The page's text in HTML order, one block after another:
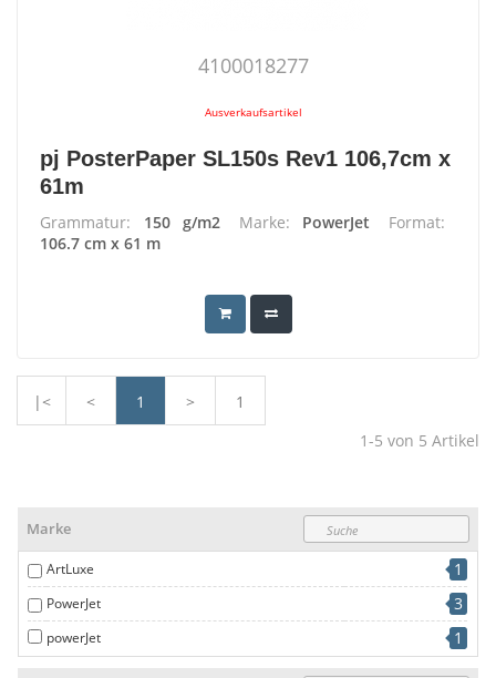
4100018277
Ausverkaufsartikel
pj PosterPaper SL150s Rev1 106,7cm x
61m
Grammatur: 150 g/m2 Marke: PowerJet
Format:
106.7 cm x 61 m
|< < 1 >
1
1-5 von 5 Artikel
Marke
ArtLuxe 1
PowerJet 3
powerJet 1